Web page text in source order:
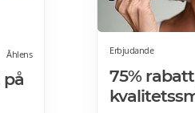
Åhlens
på
Erbjudande
75%